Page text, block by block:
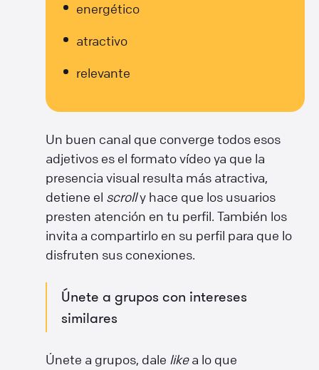
energético
atractivo
relevante
Un buen canal que converge todos esos
adjetivos es el formato vídeo ya que la
presencia visual resulta más atractiva,
detiene el scrolly hace que los usuarios
presten atención en tu perfil. También los
invita a compartirlo en su perfil para que lo
disfruten sus conexiones.
Únete a grupos con intereses
similares
Únete a grupos, dale likea lo que